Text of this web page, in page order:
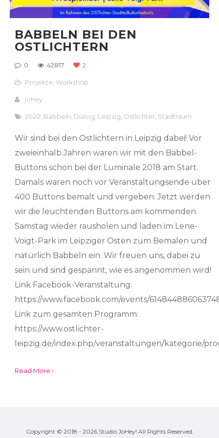
BABBELN BEI DEN
OSTLICHTERN
0 42817 2
Projekte ,Workshop
johey
2020 Babbeln Dialog Leipzig Ostlichter Stadtraum
Wir sind bei den Ostlichtern in Leipzig dabei! Vor
zweieinhalb Jahren waren wir mit den Babbel-
Buttons schon bei der Luminale 2018 am Start.
Damals waren noch vor Veranstaltungsende über
400 Buttons bemalt und vergeben. Jetzt werden
wir die leuchtenden Buttons am kommenden
Samstag wieder rausholen und laden im Lene-
Voigt-Park im Leipziger Osten zum Bemalen und
natürlich Babbeln ein. Wir freuen uns, dabei zu
sein und sind gespannt, wie es angenommen wird!
Link Facebook-Veranstaltung:
https://www.facebook.com/events/
Link zum gesamten Programm:
https://www.ostlichter-
leipzig.de/index.php/veranstaltungen/kategorie/
Read More ›
Copyright © 2018 - 2026 Studio JoHey! All Rights Reserved.